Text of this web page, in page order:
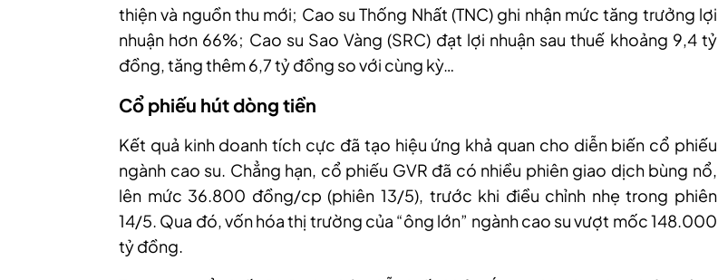
thiện và nguồn thu mới; Cao su Thống Nhất (TNC) ghi nhận mức tăng trưởng lợi
nhuận hơn 66%; Cao su Sao Vàng (SRC) đạt lợi nhuận sau thuế khoảng 9,4 tỷ
đồng, tăng thêm 6,7 tỷ đồng so với cùng kỳ…
Cổ phiếu hút dòng tiền
Kết quả kinh doanh tích cực đã tạo hiệu ứng khả quan cho diễn biến cổ phiếu
ngành cao su. Chẳng hạn, cổ phiếu GVR đã có nhiều phiên giao dịch bùng nổ,
lên mức 36.800 đồng/cp (phiên 13/5), trước khi điều chỉnh nhẹ trong phiên
14/5. Qua đó, vốn hóa thị trường của “ông lớn” ngành cao su vượt mốc 148.000
tỷ đồng.